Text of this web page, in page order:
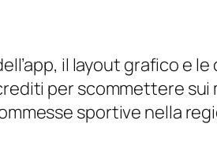
il layout grafico e
per scommettere
sportive nella